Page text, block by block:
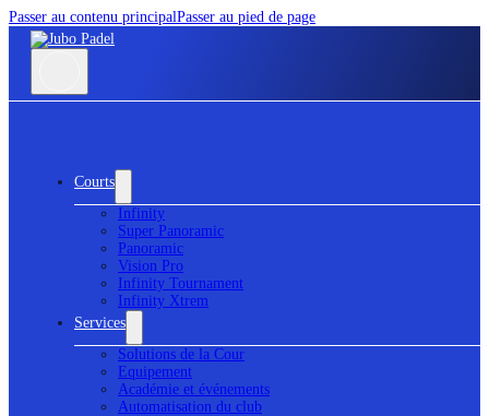
Passer au contenu principalPasser au pied de page
Courts
Infinity
Super Panoramic
Panoramic
Vision Pro
Infinity Tournament
Infinity Xtrem
Services
Solutions de la Cour
Equipement
Académie et événements
Automatisation du club